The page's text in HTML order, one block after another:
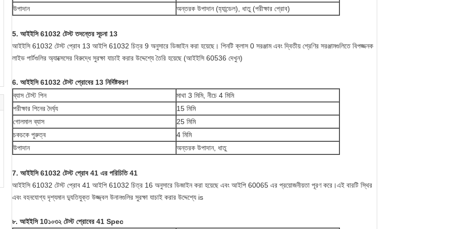
উপাদান
অন্তরক উপাদান (হ্যান্ডেল), ধাতু (পরীক্ষার প্রোব)
5. আইইসি 61032 টেস্ট তদন্তের সূচনা 13
আইইসি 61032 টেস্ট প্রোব 13 আইপি 61032 চিত্র 9 অনুসারে ডিজাইন করা হয়েছে। পিনটি ক্লাস 0 সরঞ্জাম এবং দ্বিতীয় শ্রেণির সরঞ্জামগুলিতে বিপজ্জনক
লাইভ পার্টগুলির অ্যাক্সেসের বিরুদ্ধে সুরক্ষা যাচাই করার উদ্দেশ্যে তৈরি হয়েছে (আইইসি 60536 দেখুন)
6. আইইসি 61032 টেস্ট প্রোবের 13 নির্দিষ্টকরণ
ব্যাস টেস্ট পিন
মাথা 3 মিমি, নীচে 4 মিমি
পরীক্ষার পিনের দৈর্ঘ্য
15 মিমি
গোলমাল ব্যাস
25 মিমি
চকচকে পুরুত্ব
4 মিমি
উপাদান
অন্তরক উপাদান, ধাতু
7. আইইসি 61032 টেস্ট প্রোব 41 এর পরিচিতি 41
আইইসি 61032 টেস্ট প্রোব 41 আইপি 61032 চিত্র 16 অনুসারে ডিজাইন করা হয়েছে এবং আইপি 60065 এর প্রয়োজনীয়তা পূরণ করে।এই বারটি স্থির
এবং বহনযোগ্য দৃশ্যমান দ্যুতিযুক্ত উজ্জ্বল উনানগুলির সুরক্ষা যাচাই করার উদ্দেশ্যে is
৮. আইইসি 10১০৩২ টেস্ট প্রোবের 41 Spec